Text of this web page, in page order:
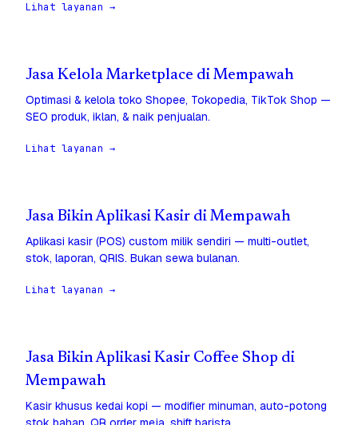
Lihat layanan →
Jasa Kelola Marketplace di Mempawah
Optimasi & kelola toko Shopee, Tokopedia, TikTok Shop —
SEO produk, iklan, & naik penjualan.
Lihat layanan →
Jasa Bikin Aplikasi Kasir di Mempawah
Aplikasi kasir (POS) custom milik sendiri — multi-outlet,
stok, laporan, QRIS. Bukan sewa bulanan.
Lihat layanan →
Jasa Bikin Aplikasi Kasir Coffee Shop di
Mempawah
Kasir khusus kedai kopi — modifier minuman, auto-potong